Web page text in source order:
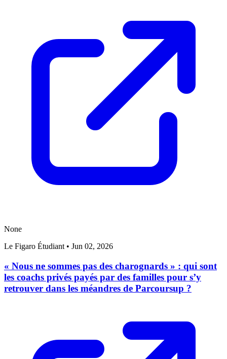
None
Le Figaro Étudiant • Jun 02, 2026
« Nous ne sommes pas des charognards » : qui sont
les coachs privés payés par des familles pour s’y
retrouver dans les méandres de Parcoursup ?